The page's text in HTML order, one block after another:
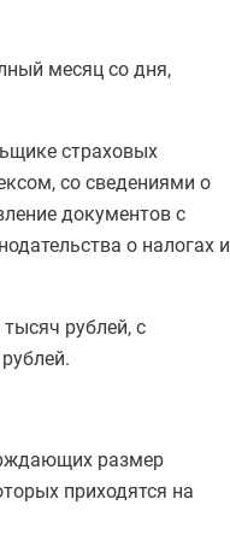
месяц со дня,
страховых
со сведениями о
документов с
о налогах и
рублей, с
размер
приходятся на